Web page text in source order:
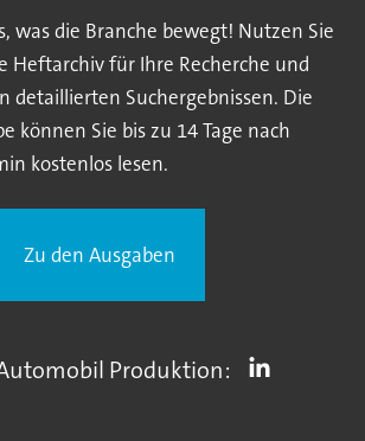
was die Branche bewegt! Nutzen Sie
Heftarchiv für Ihre Recherche und
detaillierten Suchergebnissen. Die
können Sie bis zu 14 Tage nach
kostenlos lesen.
Zu den Ausgaben
Produktion: